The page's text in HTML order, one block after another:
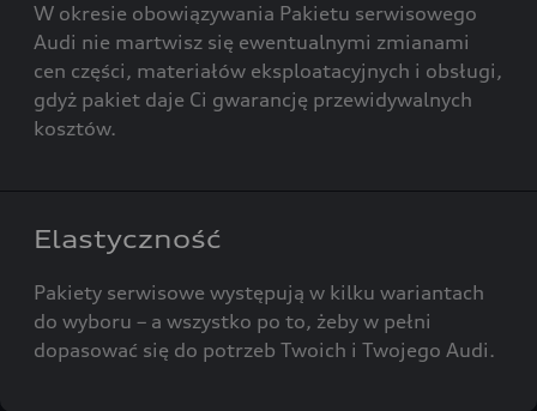
W okresie obowiązywania Pakietu serwisowego
Audi nie martwisz się ewentualnymi zmianami
cen części, materiałów eksploatacyjnych i obsługi,
gdyż pakiet daje Ci gwarancję przewidywalnych
kosztów.
Elastyczność
Pakiety serwisowe występują w kilku wariantach
do wyboru – a wszystko po to, żeby w pełni
dopasować się do potrzeb Twoich i Twojego Audi.